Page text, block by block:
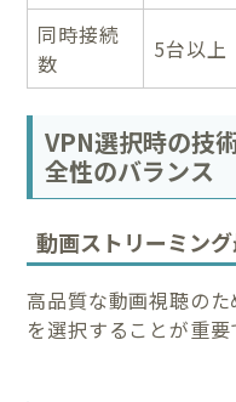
同時接続
数
5台以上
VPN選択時の技
全性のバランス
動画ストリーミン
高品質な動画視聴の
を選択することが重要